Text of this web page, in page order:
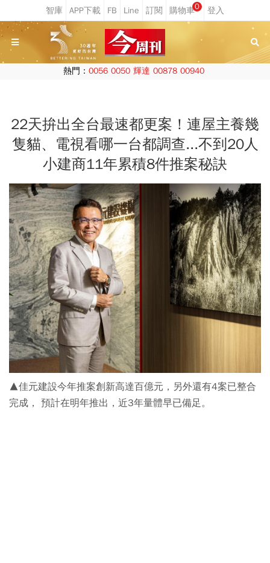
0
熱門： 0056 0050 輝達 00878 00940
22天拚出全台最速都更案！連屋主養幾
隻貓、電視看哪一台都調查...不到20人
小建商11年累積8件推案秘訣
▲佳元建設今年推案創新高達百億元，另外還有4案已整合
完成， 預計在明年推出，近3年量體早已備足。